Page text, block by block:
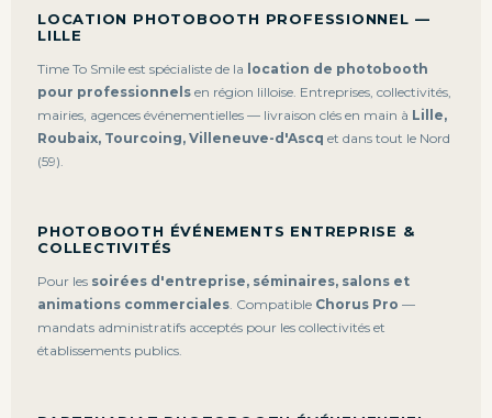
LOCATION PHOTOBOOTH PROFESSIONNEL —
LILLE
Time To Smile est spécialiste de la location de photobooth
pour professionnels en région lilloise. Entreprises, collectivités,
mairies, agences événementielles — livraison clés en main à Lille,
Roubaix, Tourcoing, Villeneuve-d'Ascq et dans tout le Nord
(59).
PHOTOBOOTH ÉVÉNEMENTS ENTREPRISE &
COLLECTIVITÉS
Pour les soirées d'entreprise, séminaires, salons et
animations commerciales. Compatible Chorus Pro —
mandats administratifs acceptés pour les collectivités et
établissements publics.